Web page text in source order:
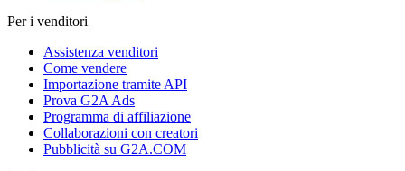
Per i venditori
Assistenza venditori
Come vendere
Importazione tramite API
Prova G2A Ads
Programma di affiliazione
Collaborazioni con creatori
Pubblicità su G2A.COM